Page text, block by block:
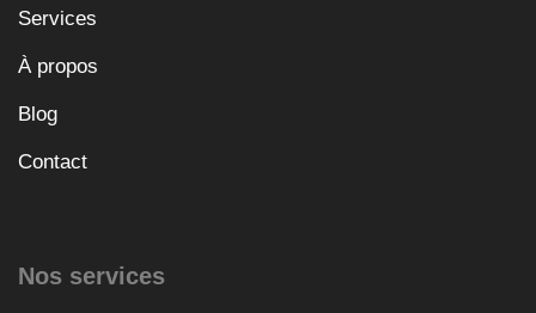
Services
À propos
Blog
Contact
Nos services